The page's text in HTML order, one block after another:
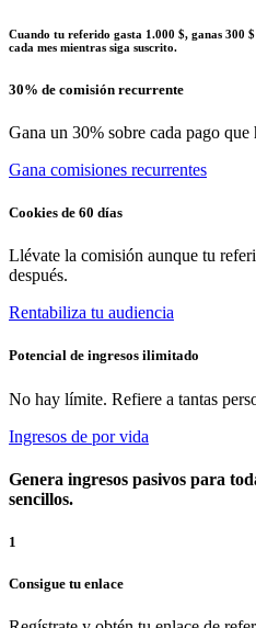
Cuando tu referido gasta 1.000 $, ganas 300
cada mes mientras siga suscrito.
30% de comisión recurrente
Gana un 30% sobre cada pago
Gana comisiones recurrentes
Cookies de 60 días
Llévate la comisión aunque tu
después.
Rentabiliza tu audiencia
Potencial de ingresos ilimitado
No hay límite. Refiere a tantas
Ingresos de por vida
Genera ingresos pasivos para
sencillos.
1
Consigue tu enlace